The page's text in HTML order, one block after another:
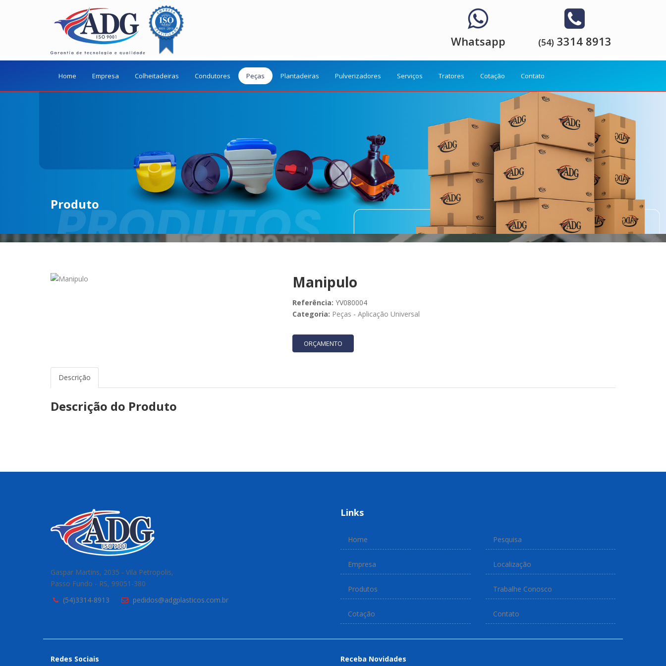
Whatsapp (54) 3314 8913
Home Empresa Colheitadeiras Condutores Peças Plantadeiras Pulverizadores Serviços Tratores Cotação Contato
Produto
Manipulo
Referência: YV080004
Categoria: Peças - Aplicação Universal
ORÇAMENTO
Descrição
Descrição do Produto
Gaspar Martins, 2035 - Vila Petropolis,
Passo Fundo - RS, 99051-380
(54)3314-8913
pedidos@adgplasticos.com.br
Links
Home
Empresa
Produtos
Cotação
Pesquisa
Localização
Trabalhe Conosco
Contato
Redes Sociais Receba Novidades